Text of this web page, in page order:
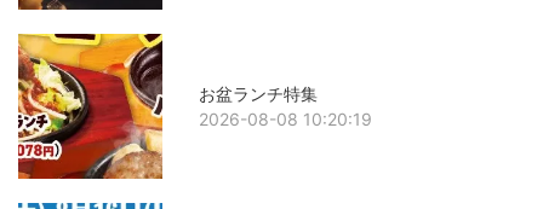
お盆ランチ特集
2026-08-08 10:20:19